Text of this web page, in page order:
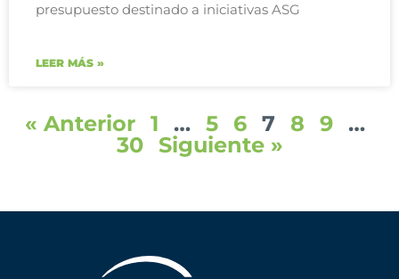
presupuesto destinado a iniciativas ASG
LEER MÁS »
« Anterior 1 … 5 6 7 8 9
…
30
Siguiente »